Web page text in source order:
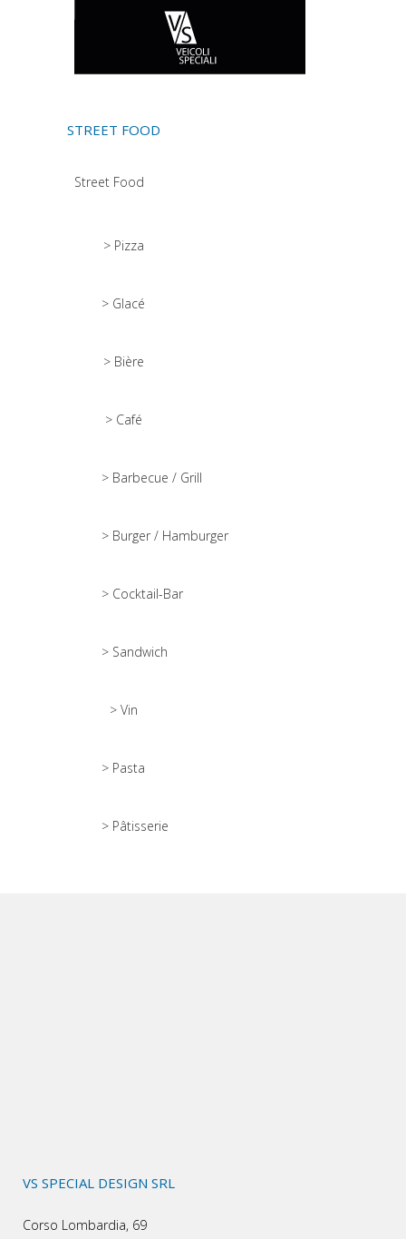
STREET FOOD
Street Food
> Pizza
> Glacé
> Bière
> Café
> Barbecue / Grill
> Burger / Hamburger
> Cocktail-Bar
> Sandwich
> Vin
> Pasta
> Pâtisserie
VS SPECIAL DESIGN SRL
Corso Lombardia, 69